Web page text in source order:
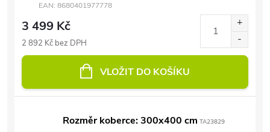
EAN: 8680401977778
3 499 Kč
2 892 Kč bez DPH
VLOŽIT DO KOŠÍKU
Rozměr koberce: 300x400 cm TA23829